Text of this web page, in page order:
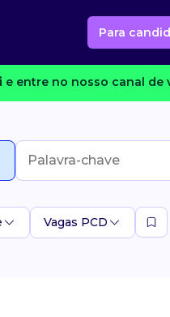
Para
e entre no nosso canal de
Vagas PCD